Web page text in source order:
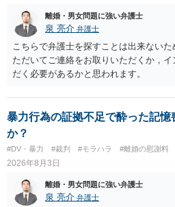
う。慰謝料請求としては証拠として使
値と夫との関係との均衡のように思い
いるのであれば，どのような内容の委
書士との協議になると思います。請求
の見極めや，相手方は性交類似行為は
す。 ④性交類似行為を認めているにも
あれば，本人（行政書士でも同じだと
り変わらないように思います。減額で
もよいように思いますが，ゼロかどうか
しかなくなるようにも思います。そうし
談して進めることを検討した方がよい
離婚・男女問題に強い弁護士
泉 亮介 弁護士
こちらで弁護士を探すことは出来ない
ただいてご連絡をお取りいただくか，
だく必要があるかと思われます。
暴力行為の証拠不足で酔った記憶
か？
#DV・暴力 #裁判 #モラハラ #離婚の慰謝料
2026年8月3日
離婚・男女問題に強い弁護士
泉 亮介 弁護士